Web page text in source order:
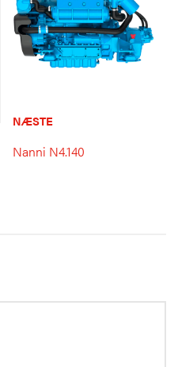
NÆSTE
Nanni N4.140